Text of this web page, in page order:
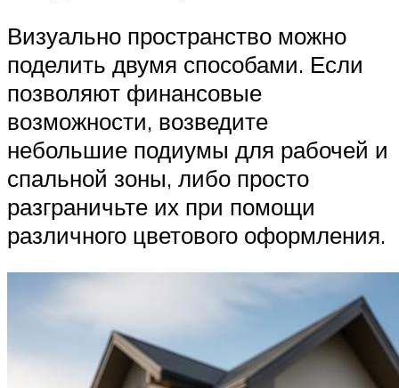
Визуально пространство можно
поделить двумя способами. Если
позволяют финансовые
возможности, возведите
небольшие подиумы для рабочей и
спальной зоны, либо просто
разграничьте их при помощи
различного цветового оформления.